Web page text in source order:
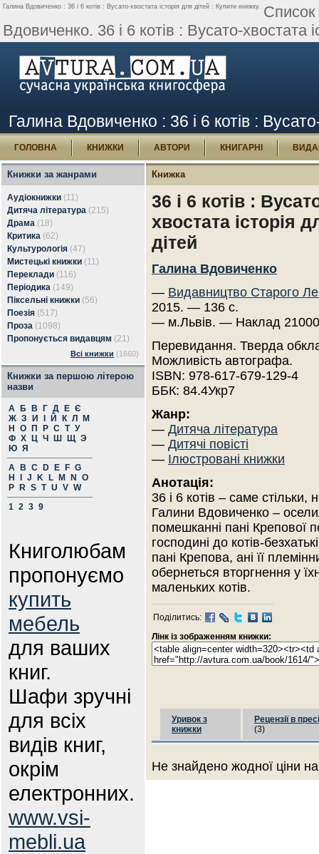
Галина Вдовиченко : 36 і 6 котів : Вусато-хвостата історія для дітей : Купити книжку. Список
Вдовиченко. 36 і 6 котів : Вусато-хвостата
Галина Вдовиченко : 36 і 6 котів :
ГОЛОВНА КНИЖКИ АВТОРИ КНИГАРНІ
Книжки за жанрами
Аудіокнижки (11)
Дитяча література (215)
Драма (18)
Критика (62)
Культурологія (47)
Мистецькі книжки (11)
Переклади (116)
Періодика (149)
Піксельні книжки (56)
Поезія (517)
Проза (1098)
Пропонується видавцям (21)
Всі книжки (1660)
Книжки за першою літерою
назви
А Б В Г Д Е Є
Ж З И Й К Л
М
Н
О П Р С Т У
Ф Х Ц Ч Ш Щ Э
Ю Я
A
B C D E F G
H
J K L M N
O
P
R S T U V W
1 2 3 9
Книголюбам
пропонуємо
купить
мебель
для ваших
книг.
Шафи зручні
для всіх
видів книг,
окрім
електронних.
www.vsi-
mebli.ua
Книжка
36 і 6 котів :
хвостата історія
дітей
Галина Вдовиченко
— Видавництво Старого
2015. — 136 с.
— м.Львів. — Наклад
Перевидання. Тверда
Можливість автографа.
ISBN: 978-617-679-129-4
ББК: 84.4Укр7
Жанр:
— Дитяча література
— Дитячі повісті
— Ілюстровані книжки
Анотація:
36 і 6 котів – саме
Галини Вдовиченко –
помешканні пані Крепової
господині до котів-
пані Крепова, ані її
обернеться вторгнення у
маленьких котів.
Поділитись:
Лінк із зображенням книжки:
Уривок з
книжки
Рецензії в пресі
(3)
Не знайдено жодної ціни